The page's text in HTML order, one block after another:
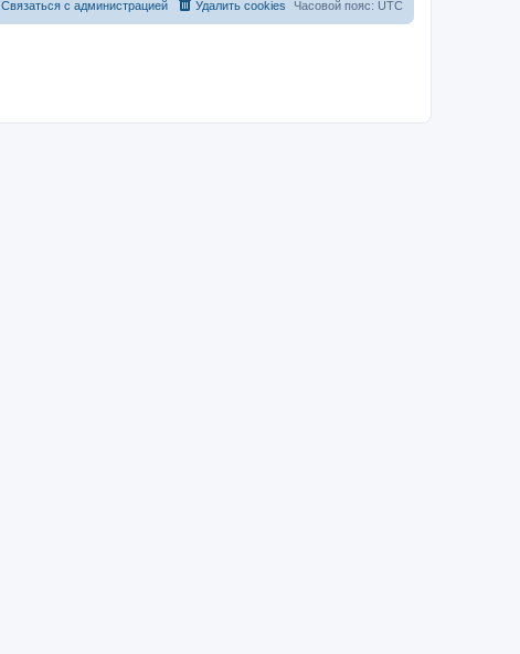
Часовой пояс: UTC
Удалить cookies
Связаться с администрацией